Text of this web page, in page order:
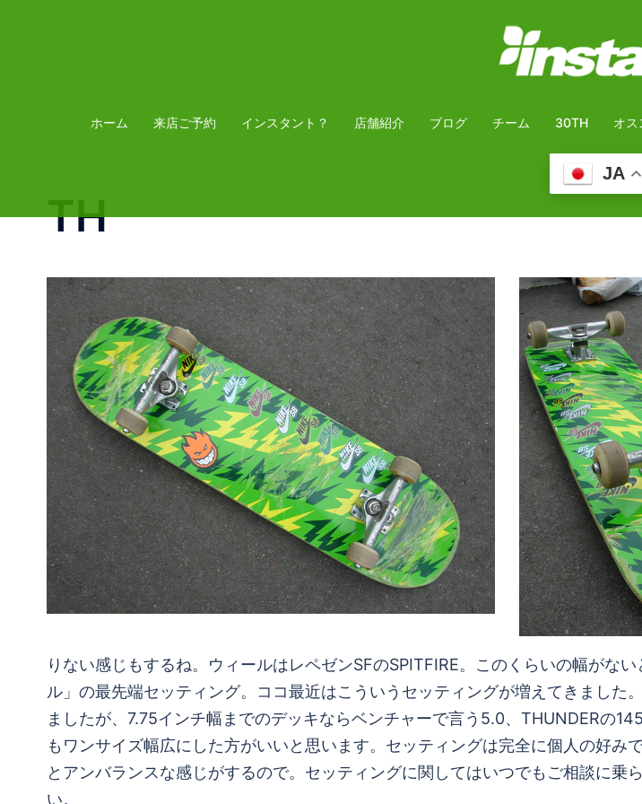
ホーム 来店ご予約 インスタント？ 店舗紹介 ブログ チーム 30TH オス
JA
TH
りない感じもするね。ウィールはレペゼンSFのSPITFIRE。このくらいの幅がな
ル」の最先端セッティング。ココ最近はこういうセッティングが増えてきまし
ましたが、7.75インチ幅までのデッキならベンチャーで言う5.0、THUNDERの
もワンサイズ幅広にした方がいいと思います。セッティングは完全に個人の好
とアンバランスな感じがするので。セッティングに関してはいつでもご相談に
い。